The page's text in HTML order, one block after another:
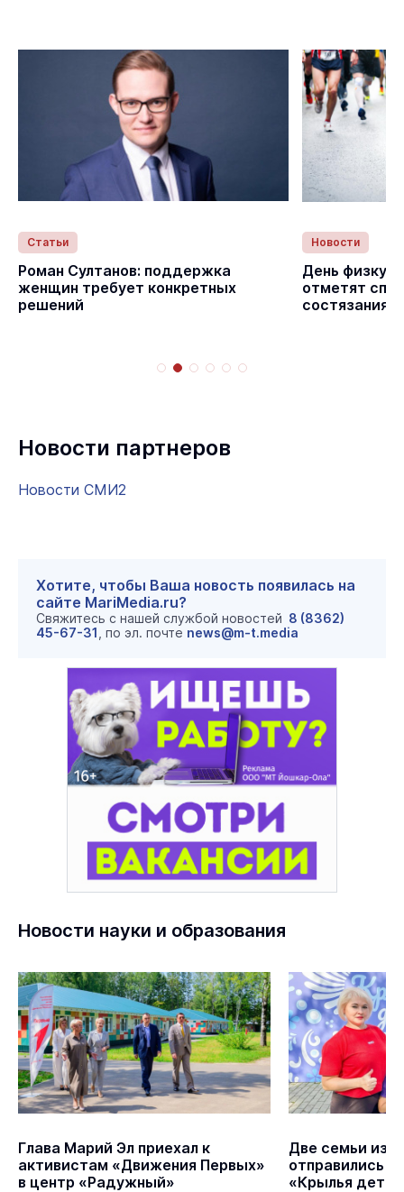
Статьи
Роман Султанов: поддержка
женщин требует конкретных
решений
Новости
День
отметят
Новости партнеров
Новости СМИ2
Хотите, чтобы Ваша новость появилась на
сайте MariMedia.ru?
Свяжитесь с нашей службой новостей 8 (8362)
45-67-31 , по эл. почте news@m-t.media
Новости науки и образования
Глава Марий Эл приехал к
активистам «Движения Первых»
в центр «Радужный»
Две семьи из
отправились
«Крылья